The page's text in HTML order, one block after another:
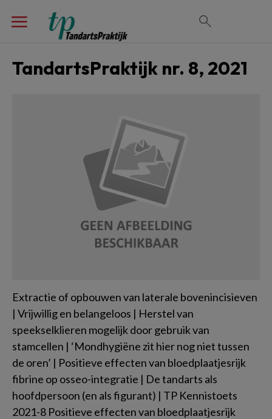
TandartsPraktijk nr. 8, 2021
Extractie of opbouwen van laterale bovenincisieven
| Vrijwillig en belangeloos | Herstel van
speekselklieren mogelijk door gebruik van
stamcellen | ‘Mondhygiëne zit hier nog niet tussen
de oren’ | Positieve effecten van bloedplaatjesrijk
fibrine op osseo-integratie | De tandarts als
hoofdpersoon (en als figurant) | TP Kennistoets
2021-8 Positieve effecten van bloedplaatjesrijk